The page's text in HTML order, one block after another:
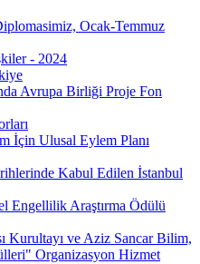
Ocak-Temmuz
- 2024
Avrupa Birliği Proje Fon
İçin Ulusal Eylem Planı
Kabul Edilen İstanbul
Engellilik Araştırma Ödülü
Kurultayı ve Aziz Sancar Bilim,
Organizasyon Hizmet